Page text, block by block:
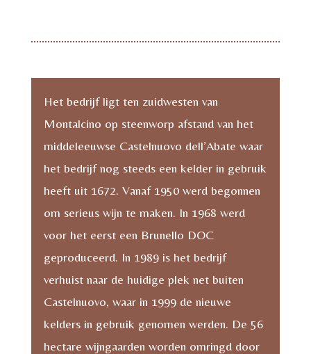
(Brunello)
aantal
Het bedrijf ligt ten zuidwesten van
Montalcino op steenworp afstand van het
middeleeuwse Castelnuovo dell’Abate waar
het bedrijf nog steeds een kelder in gebruik
heeft uit 1672. Vanaf 1950 werd begonnen
om serieus wijn te maken. In 1968 werd
voor het eerst een Brunello DOC
geproduceerd. In 1989 is het bedrijf
verhuist naar de huidige plek net buiten
Castelnuovo, waar in 1999 de nieuwe
kelders in gebruik genomen werden. De 56
hectare wijngaarden worden omringd door